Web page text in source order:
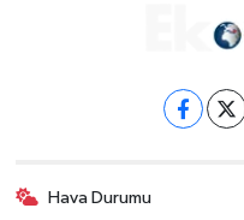
Hava Durumu